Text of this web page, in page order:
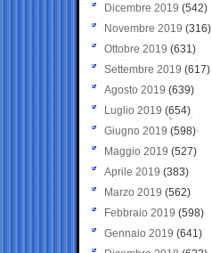
Dicembre 2019 (542)
Novembre 2019 (316)
Ottobre 2019 (631)
Settembre 2019 (617)
Agosto 2019 (639)
Luglio 2019 (654)
Giugno 2019 (598)
Maggio 2019 (527)
Aprile 2019 (383)
Marzo 2019 (562)
Febbraio 2019 (598)
Gennaio 2019 (641)